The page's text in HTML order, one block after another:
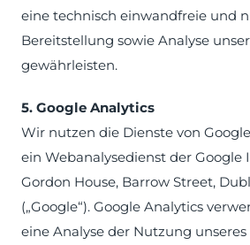
eine technisch einwandfreie und
Bereitstellung sowie Analyse
gewährleisten.
5. Google Analytics
Wir nutzen die Dienste von
ein Webanalysedienst der Google
Gordon House, Barrow Street,
(„Google“). Google Analytics
eine Analyse der Nutzung